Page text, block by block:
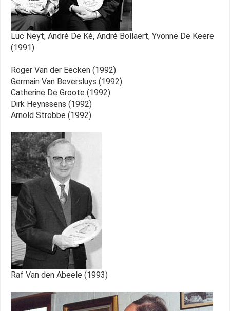
Luc Neyt, André De Ké, André Bollaert, Yvonne De Keere
(1991)
Roger Van der Eecken (1992)
Germain Van Beversluys (1992)
Catherine De Groote (1992)
Dirk Heynssens (1992)
Arnold Strobbe (1992)
Raf Van den Abeele (1993)